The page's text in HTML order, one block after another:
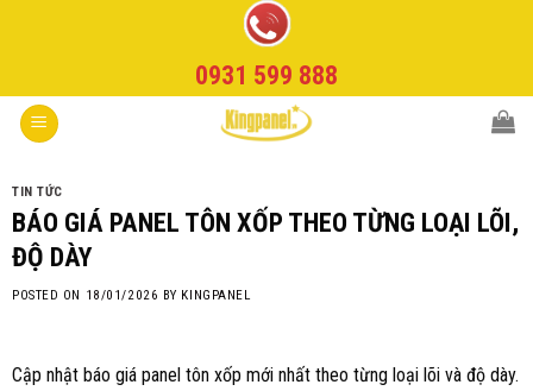
0931 599 888
TIN TỨC
BÁO GIÁ PANEL TÔN XỐP THEO TỪNG LOẠI LÕI,
ĐỘ DÀY
POSTED ON 18/01/2026 BY KINGPANEL
Cập nhật báo giá panel tôn xốp mới nhất theo từng loại lõi và độ dày.